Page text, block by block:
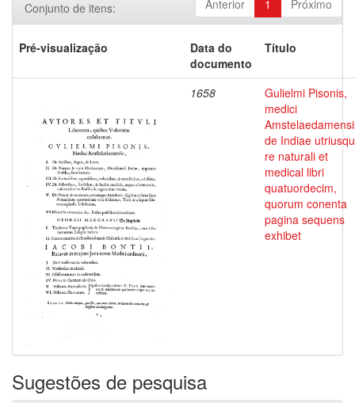
Anterior 1 Próximo
Conjunto de itens:
Pré-visualização
Data do
documento
Título
1658
Gulielmi Pisonis,
medici
de Indiae
re naturali et
medical libri
quatuordecim,
quorum conenta
pagina sequens
exhibet
Sugestões de pesquisa